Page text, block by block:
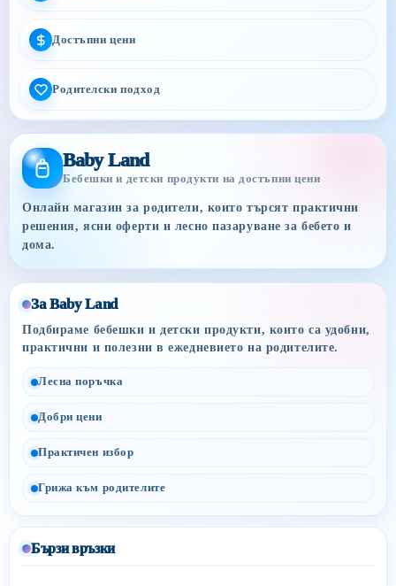
Достъпни цени
Родителски подход
Baby Land
Бебешки и детски продукти на достъпни цени
Онлайн магазин за родители, които търсят практични
решения, ясни оферти и лесно пазаруване за бебето и
дома.
За Baby Land
Подбираме бебешки и детски продукти, които са удобни,
практични и полезни в ежедневието на родителите.
Лесна поръчка
Добри цени
Практичен избор
Грижа към родителите
Бързи връзки